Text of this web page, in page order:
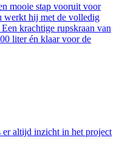
mooie stap vooruit voor
werkt hij met de volledig
krachtige rupskraan van
liter én klaar voor de
altijd inzicht in het project